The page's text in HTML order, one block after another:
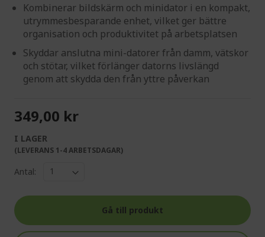
Kombinerar bildskärm och minidator i en kompakt,
utrymmesbesparande enhet, vilket ger bättre
organisation och produktivitet på arbetsplatsen
Skyddar anslutna mini-datorer från damm, vätskor
och stötar, vilket förlänger datorns livslängd
genom att skydda den från yttre påverkan
349,00 kr
I LAGER
(LEVERANS 1-4 ARBETSDAGAR)
Antal:
Gå till produkt